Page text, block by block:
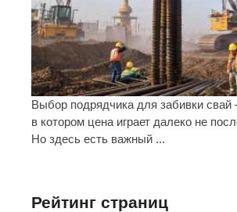
Выбор подрядчика для забивки свай
в котором цена играет далеко не
Но здесь есть важный ...
Рейтинг страниц